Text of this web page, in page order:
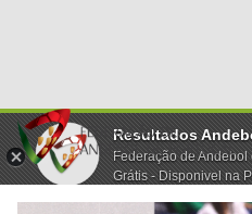
Resultados
Federação de Andebol
Grátis - Disponivel na